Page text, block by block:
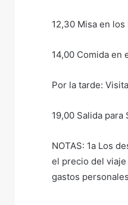
12,30 Misa en
14,00 Comida en
Por la tarde:
19,00 Salida para
NOTAS: 1a Los
el precio del
gastos